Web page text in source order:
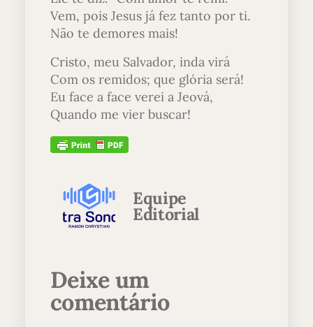
Vem, pois Jesus já fez tanto por ti.
Não te demores mais!
Cristo, meu Salvador, inda virá
Com os remidos; que glória será!
Eu face a face verei a Jeová,
Quando me vier buscar!
Equipe
Editorial
Deixe um
comentário